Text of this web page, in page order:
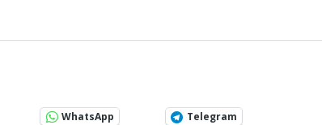
WhatsApp Telegram